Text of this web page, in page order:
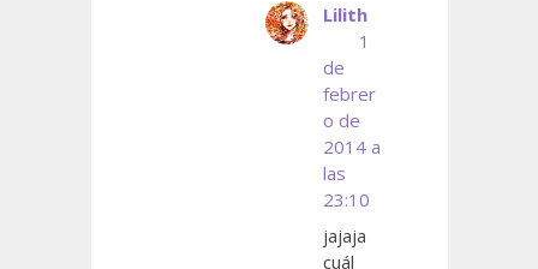
Lilith
1
de
febrer
o de
2014 a
las
23:10
jajaja
cuál